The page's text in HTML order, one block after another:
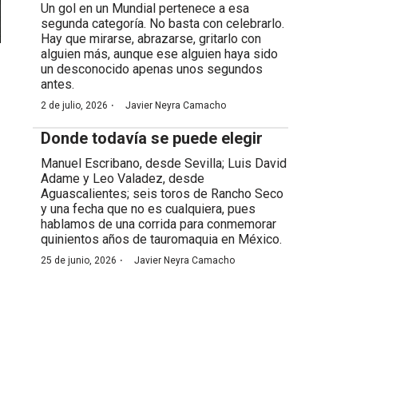
Un gol en un Mundial pertenece a esa
segunda categoría. No basta con celebrarlo.
Hay que mirarse, abrazarse, gritarlo con
alguien más, aunque ese alguien haya sido
un desconocido apenas unos segundos
antes.
2 de julio, 2026 · Javier Neyra Camacho
Donde todavía se puede elegir
Manuel Escribano, desde Sevilla; Luis David
Adame y Leo Valadez, desde
Aguascalientes; seis toros de Rancho Seco
y una fecha que no es cualquiera, pues
hablamos de una corrida para conmemorar
quinientos años de tauromaquia en México.
25 de junio, 2026 · Javier Neyra Camacho